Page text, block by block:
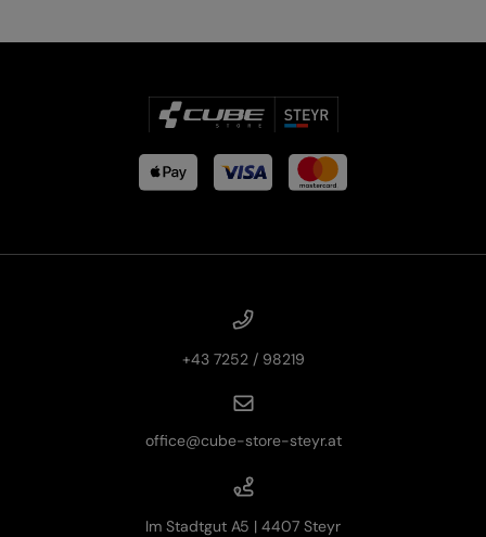
+43 7252 / 98219
office@cube-store-steyr.at
Im Stadtgut A5 | 4407 Steyr